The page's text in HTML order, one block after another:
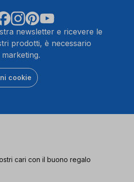
newsletter e ricevere le
prodotti, è necessario
cookie
cari con il buono regalo